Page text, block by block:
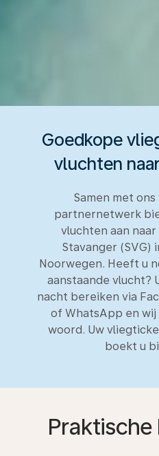
Goedkope
vluchten
Samen met
partnernetwerk
vluchten aan
Stavanger (SVG)
Noorwegen. Heeft u
aanstaande vlucht?
nacht bereiken via
of WhatsApp en wij
woord. Uw
boekt u